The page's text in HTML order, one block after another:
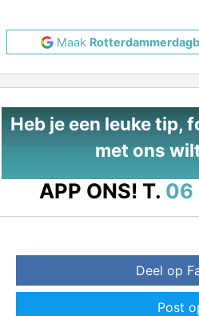
Maak
Heb je een leuke tip,
met ons
APP ONS! T. 06
Deel op
Post